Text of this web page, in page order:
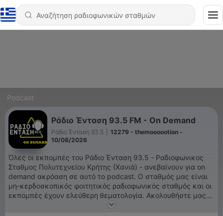
Podcast
Ράδιο Ένταση 93.5 FM - On Demand
Ράδιο Ένταση 93.5
12279 - themoooootion -
10/08/2026
Όλες οι εκπομπές του Ράδιο Ένταση 93.5 - Ραδιοφωνικος
Σταθμος Πολυτεχνείου Κρήτης (Χανιά) - ανεβαίνουν για on
demand ακρόαση σε αυτό το podcast. Ο σταθμός μας είναι
μη-κερδοσκοπικός φοιτητικός ραδιοφωνικός σταθμός και οι
εκπομπές έχουν ελεύθερη θεματολογία. Ακολουθήστε μας
στα Social ή επισκευτείτε την σελίδα μας για περισσότερες